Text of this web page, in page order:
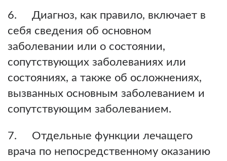
6. Диагноз, как правило, включает в
себя сведения об основном
заболевании или о состоянии,
сопутствующих заболеваниях или
состояниях, а также об осложнениях,
вызванных основным заболеванием и
сопутствующим заболеванием.
7. Отдельные функции лечащего
врача по непосредственному оказанию